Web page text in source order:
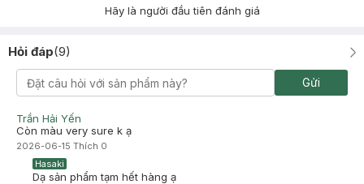
Hãy là người đầu tiên đánh giá
Hỏi đáp(9)
Gửi
Trần Hải Yến
Còn màu very sure k ạ
2026-06-15 Thích 0
Hasaki
Dạ sản phẩm tạm hết hàng ạ